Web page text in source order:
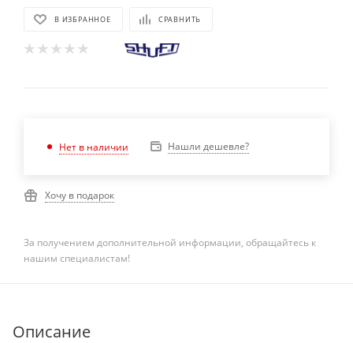
В ИЗБРАННОЕ СРАВНИТЬ
Нет в наличии Нашли дешевле?
Хочу в подарок
За получением дополнительной информации, обращайтесь к
нашим специалистам!
Описание